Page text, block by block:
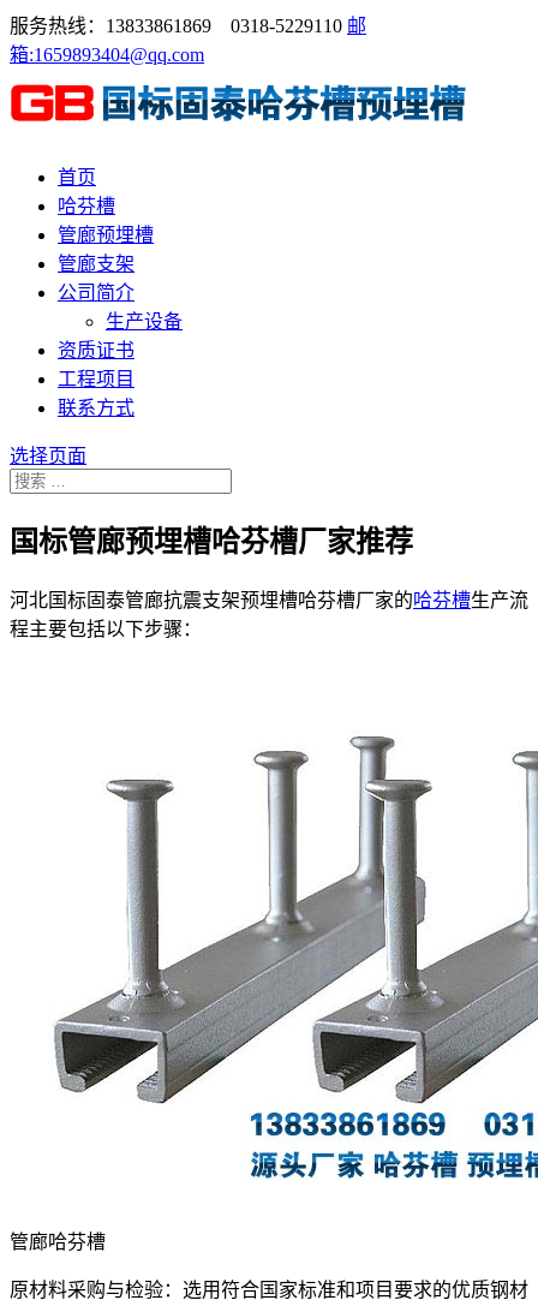
服务热线：13833861869 0318-5229110 邮
箱:1659893404@qq.com
首页
哈芬槽
管廊预埋槽
管廊支架
公司简介
生产设备
资质证书
工程项目
联系方式
选择页面
国标管廊预埋槽哈芬槽厂家推荐
河北国标固泰管廊抗震支架预埋槽哈芬槽厂家的哈芬槽生产流
程主要包括以下步骤：
管廊哈芬槽
原材料采购与检验：选用符合国家标准和项目要求的优质钢材